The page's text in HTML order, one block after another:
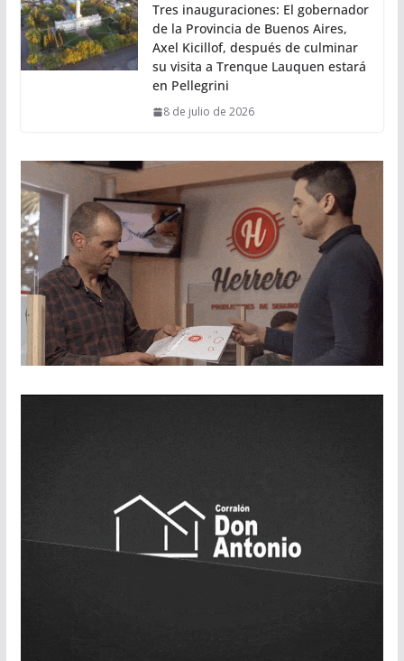
Tres inauguraciones: El gobernador
de la Provincia de Buenos Aires,
Axel Kicillof, después de culminar
su visita a Trenque Lauquen estará
en Pellegrini
8 de julio de 2026